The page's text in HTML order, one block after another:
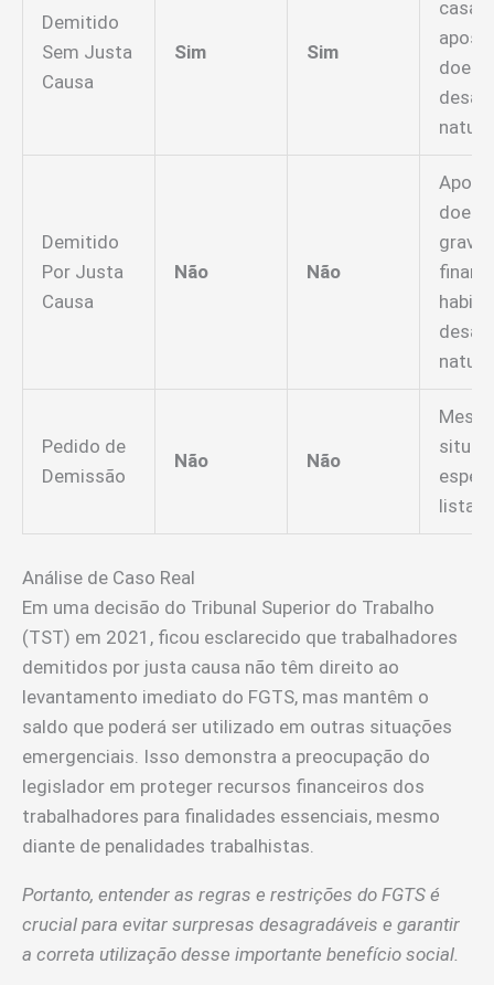
Demitido
Sem Justa
Causa
Sim Sim
casa,
Demitido
Por Justa
Causa
Não Não
Pedido de
Demissão
Não Não
Análise de Caso Real
Em uma decisão do Tribunal Superior do Trabalho
(TST) em 2021, ficou esclarecido que trabalhadores
demitidos por justa causa não têm direito ao
levantamento imediato do FGTS, mas mantêm o
saldo que poderá ser utilizado em outras situações
emergenciais. Isso demonstra a preocupação do
legislador em proteger recursos financeiros dos
trabalhadores para finalidades essenciais, mesmo
diante de penalidades trabalhistas.
Portanto, entender as regras e restrições do FGTS é
crucial para evitar surpresas desagradáveis e garantir
a correta utilização desse importante benefício social.